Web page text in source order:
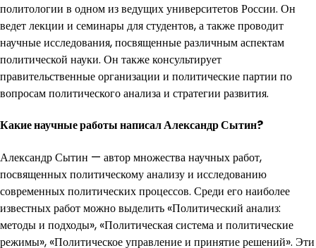
политологии в одном из ведущих университетов России. Он
ведет лекции и семинары для студентов, а также проводит
научные исследования, посвященные различным аспектам
политической науки. Он также консультирует
правительственные организации и политические партии по
вопросам политического анализа и стратегии развития.
Какие научные работы написал Александр Сытин?
Александр Сытин — автор множества научных работ,
посвященных политическому анализу и исследованию
современных политических процессов. Среди его наиболее
известных работ можно выделить «Политический анализ:
методы и подходы», «Политическая система и политические
режимы», «Политическое управление и принятие решений». Эти